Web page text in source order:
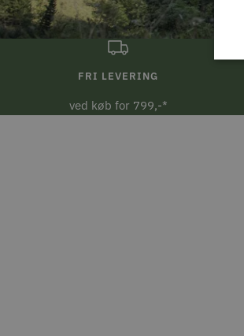
FRI LEVERING
ved køb for 799,-*